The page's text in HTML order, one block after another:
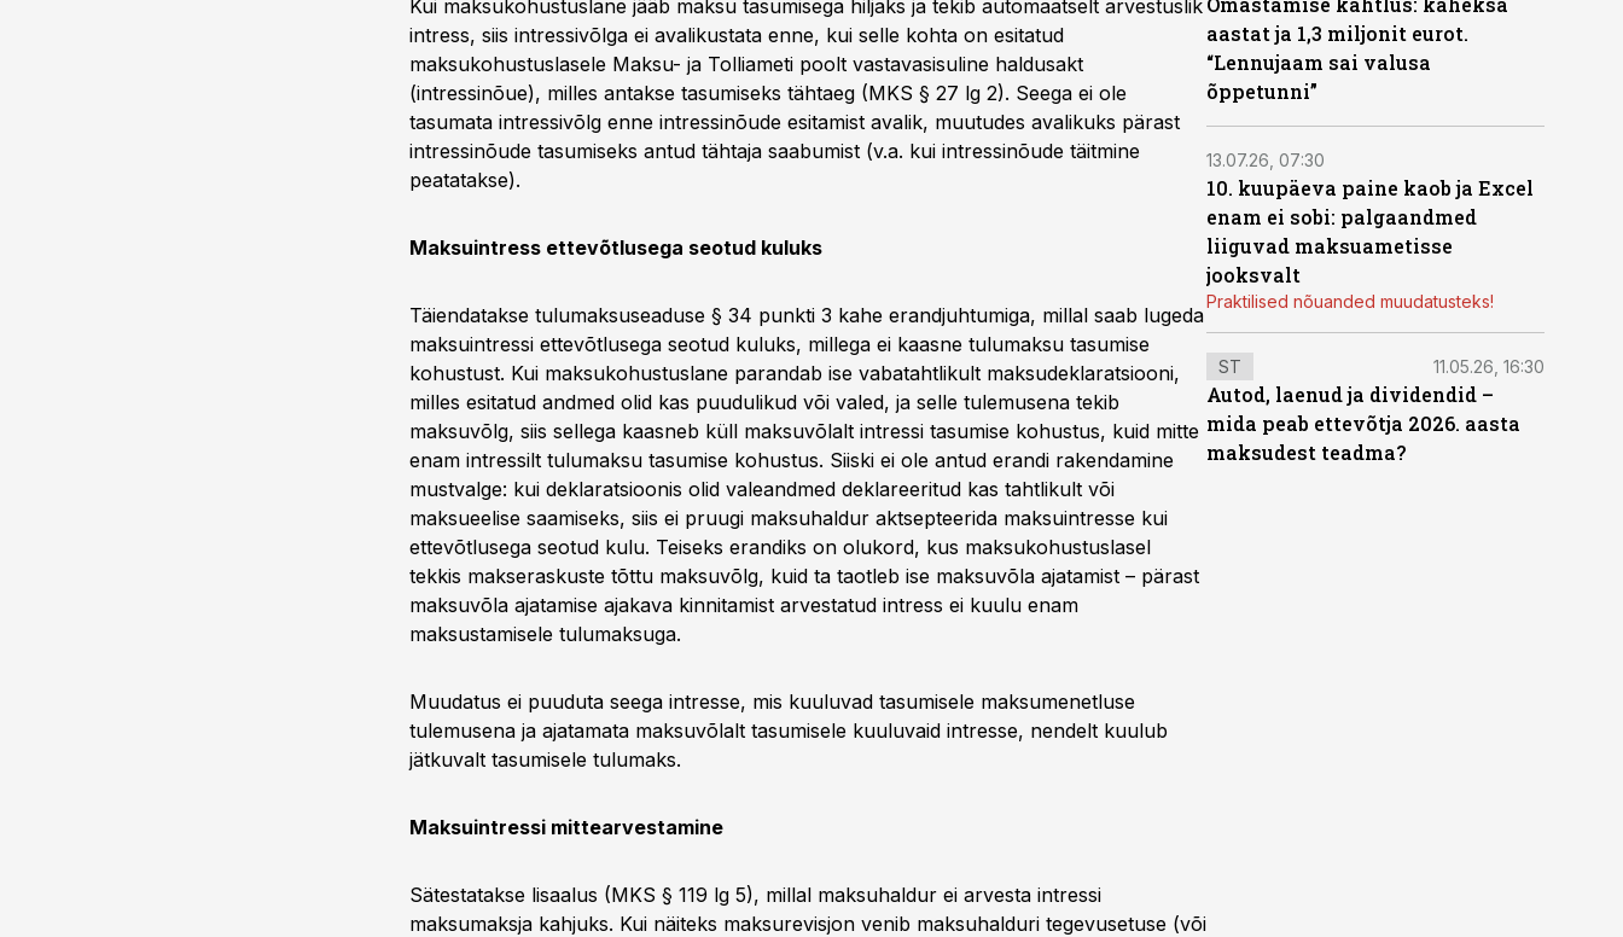
Kui maksukohustuslane jääb maksu tasumisega hiljaks ja tekib automaatselt arvestuslik
intress, siis intressivõlga ei avalikustata enne, kui selle kohta on esitatud
maksukohustuslasele Maksu- ja Tolliameti poolt vastavasisuline haldusakt
(intressinõue), milles antakse tasumiseks tähtaeg (MKS § 27 lg 2). Seega ei ole
tasumata intressivõlg enne intressinõude esitamist avalik, muutudes avalikuks pärast
intressinõude tasumiseks antud tähtaja saabumist (v.a. kui intressinõude täitmine
peatatakse).
Maksuintress ettevõtlusega seotud kuluks
Täiendatakse tulumaksuseaduse § 34 punkti 3 kahe erandjuhtumiga, millal saab lugeda
maksuintressi ettevõtlusega seotud kuluks, millega ei kaasne tulumaksu tasumise
kohustust. Kui maksukohustuslane parandab ise vabatahtlikult maksudeklaratsiooni,
milles esitatud andmed olid kas puudulikud või valed, ja selle tulemusena tekib
maksuvõlg, siis sellega kaasneb küll maksuvõlalt intressi tasumise kohustus, kuid mitte
enam intressilt tulumaksu tasumise kohustus. Siiski ei ole antud erandi rakendamine
mustvalge: kui deklaratsioonis olid valeandmed deklareeritud kas tahtlikult või
maksueelise saamiseks, siis ei pruugi maksuhaldur aktsepteerida maksuintresse kui
ettevõtlusega seotud kulu. Teiseks erandiks on olukord, kus maksukohustuslasel
tekkis makseraskuste tõttu maksuvõlg, kuid ta taotleb ise maksuvõla ajatamist – pärast
maksuvõla ajatamise ajakava kinnitamist arvestatud intress ei kuulu enam
maksustamisele tulumaksuga.
Muudatus ei puuduta seega intresse, mis kuuluvad tasumisele maksumenetluse
tulemusena ja ajatamata maksuvõlalt tasumisele kuuluvaid intresse, nendelt kuulub
jätkuvalt tasumisele tulumaks.
Maksuintressi mittearvestamine
Sätestatakse lisaalus (MKS § 119 lg 5), millal maksuhaldur ei arvesta intressi
maksumaksja kahjuks. Kui näiteks maksurevisjon venib maksuhalduri tegevusetuse (või
aastat ja 1,3 miljonit eurot.
“Lennujaam sai valusa
õppetunni”
13.07.26, 07:30
10. kuupäeva paine kaob ja Excel
enam ei sobi: palgaandmed
liiguvad maksuametisse
jooksvalt
Praktilised nõuanded muudatusteks!
ST 11.05.26, 16:30
Autod, laenud ja dividendid –
mida peab ettevõtja 2026. aasta
maksudest teadma?